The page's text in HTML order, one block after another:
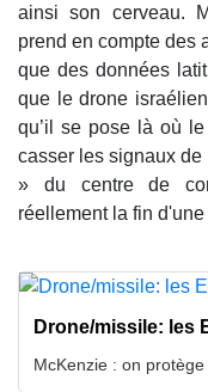
ainsi son cerveau.
prend en compte des
que des données
que le drone
qu’il se pose là où
casser les signaux
» du centre de
réellement la fin
Drone/missile: les
McKenzie : on